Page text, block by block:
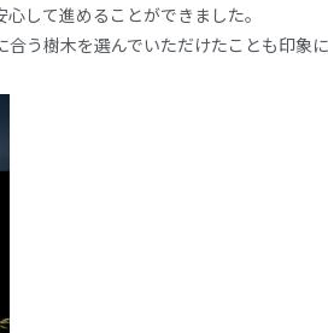
して進めることができました。
う樹木を選んでいただけたことも印象に